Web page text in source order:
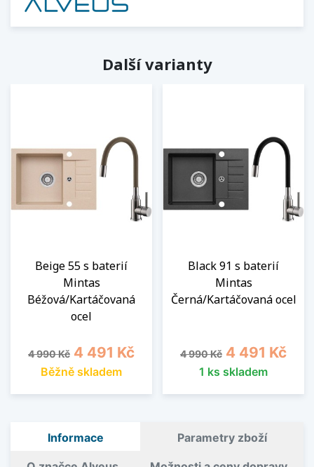
Další varianty
Beige 55 s baterií
Mintas
Béžová/Kartáčovaná
ocel
Běžná cena
4 990 Kč Cena
4 491 Kč
Běžně skladem
Black 91 s baterií
Mintas
Černá/Kartáčovaná ocel
Běžná cena
4 990 Kč Cena
4 491 Kč
1 ks skladem
Informace Parametry zboží